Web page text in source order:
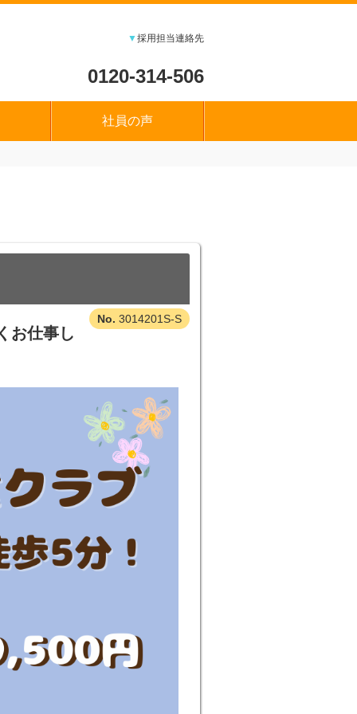
▼採用担当連絡先
0120-314-506
社員の声
3014201S-S
お仕事し